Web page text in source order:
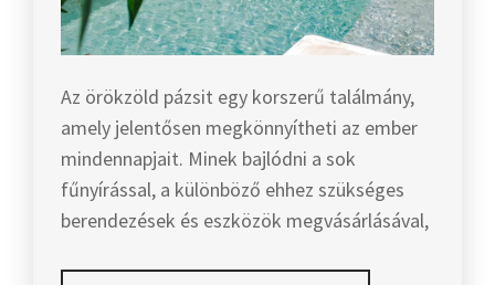
Az örökzöld pázsit egy korszerű találmány,
amely jelentősen megkönnyítheti az ember
mindennapjait. Minek bajlódni a sok
fűnyírással, a különböző ehhez szükséges
berendezések és eszközök megvásárlásával,